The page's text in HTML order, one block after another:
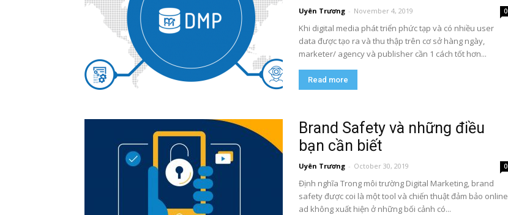
Uyên Trương - November 4, 2019 0
Khi digital media phát triển phức tạp và có nhiều user
data được tạo ra và thu thập trên cơ sở hàng ngày,
marketer/ agency và publisher cần 1 cách tốt hơn...
Read more
Brand Safety và những điều
bạn cần biết
Uyên Trương - October 30, 2019 0
Định nghĩa Trong môi trường Digital Marketing, brand
safety được coi là một tool và chiến thuật đảm bảo online
ad không xuất hiện ở những bối cảnh có...